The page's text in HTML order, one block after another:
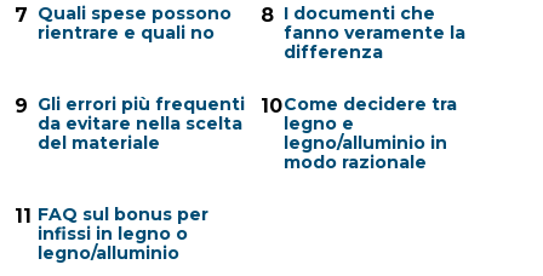
7 Quali spese possono
rientrare e quali no
8 I documenti che
fanno veramente la
differenza
9 Gli errori più frequenti
da evitare nella scelta
del materiale
10Come decidere tra
legno e
legno/alluminio in
modo razionale
11 FAQ sul bonus per
infissi in legno o
legno/alluminio